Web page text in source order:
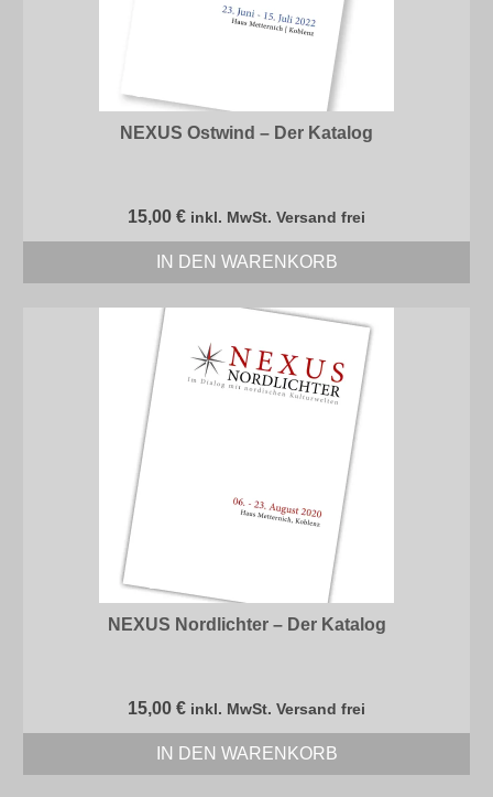
NEXUS Ostwind – Der Katalog
15,00 € inkl. MwSt. Versand frei
IN DEN WARENKORB
NEXUS Nordlichter – Der Katalog
15,00 € inkl. MwSt. Versand frei
IN DEN WARENKORB